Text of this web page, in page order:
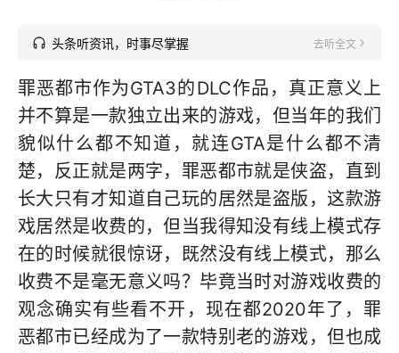
头条听资讯，时事尽掌握 去听全文
罪恶都市作为GTA3的DLC作品，真正意义上
并不算是一款独立出来的游戏，但当年的我们
貌似什么都不知道，就连GTA是什么都不清
楚，反正就是两字，罪恶都市就是侠盗，直到
长大只有才知道自己玩的居然是盗版，这款游
戏居然是收费的，但当我得知没有线上模式存
在的时候就很惊讶，既然没有线上模式，那么
收费不是毫无意义吗？毕竟当时对游戏收费的
观念确实有些看不开，现在都2020年了，罪
恶都市已经成为了一款特别老的游戏，但也成